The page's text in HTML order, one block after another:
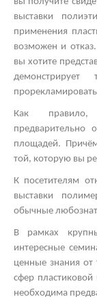
выставки
применения
возможен и
вы хотите
Как правило,
предварительно
площадей.
той, которую вы
К посетителям
выставки
обычные
В рамках
интересные
ценные знания от
сфер пластиковой
необходима